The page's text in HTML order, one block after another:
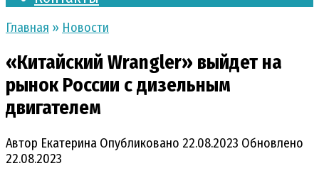
Главная » Новости
«Китайский Wrangler» выйдет на
рынок России с дизельным
двигателем
Автор Екатерина Опубликовано 22.08.2023 Обновлено
22.08.2023